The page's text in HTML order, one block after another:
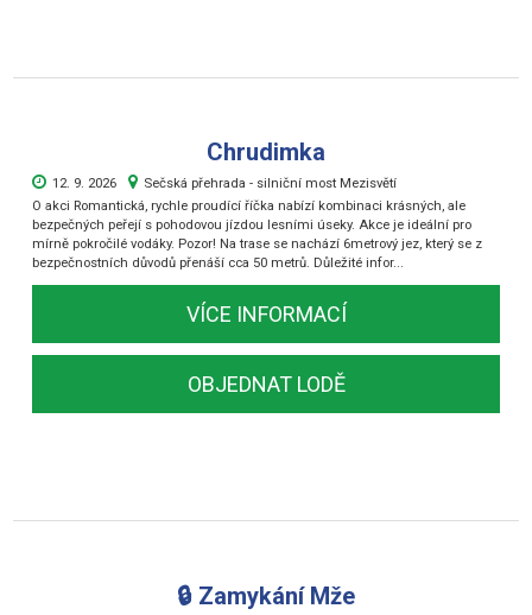
Chrudimka
12. 9. 2026
Sečská přehrada - silniční most Mezisvětí
O akci Romantická, rychle proudící říčka nabízí kombinaci krásných, ale
bezpečných peřejí s pohodovou jízdou lesními úseky. Akce je ideální pro
mírně pokročilé vodáky. Pozor! Na trase se nachází 6metrový jez, který se z
bezpečnostních důvodů přenáší cca 50 metrů. Důležité infor...
VÍCE INFORMACÍ
OBJEDNAT LODĚ
🔒 Zamykání Mže